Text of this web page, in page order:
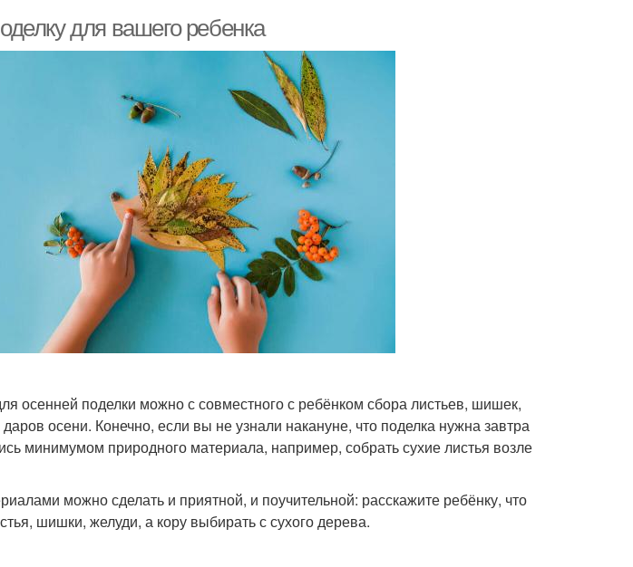
для вашего ребенка
осенней поделки можно с совместного с ребёнком сбора листьев, шишек,
осени. Конечно, если вы не узнали накануне, что поделка нужна завтра
минимумом природного материала, например, собрать сухие листья возле
можно сделать и приятной, и поучительной: расскажите ребёнку, что
шишки, желуди, а кору выбирать с сухого дерева.